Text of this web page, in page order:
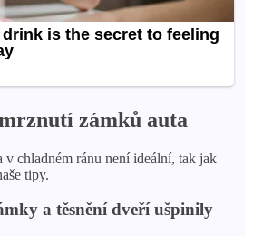
zámků auta
v chladném ránu není ideální, tak jak
tipy.
a těsnění dveří ušpinily